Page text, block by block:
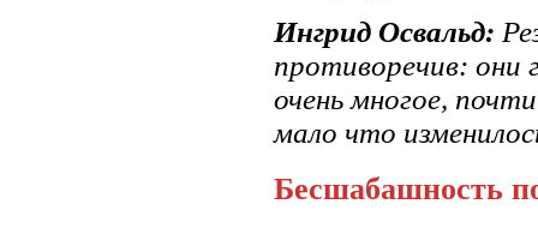
Ингрид Освальд:
противоречив: они
очень многое,
мало что
Бесшабашность